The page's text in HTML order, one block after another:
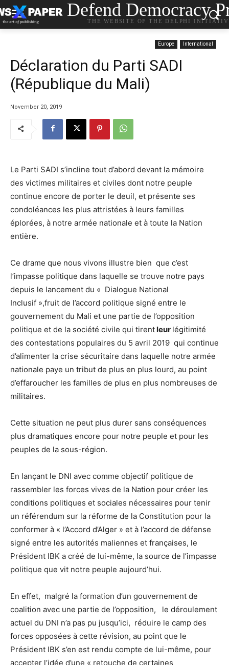
Defend Democracy
THE WEBSITE OF THE DELPHI
Europe International
Déclaration du Parti SADI
(République du Mali)
November 20, 2019
Le Parti SADI s’incline tout d’abord devant la mémoire
des victimes militaires et civiles dont notre peuple
continue encore de porter le deuil, et présente ses
condoléances les plus attristées à leurs familles
éplorées, à notre armée nationale et à toute la Nation
entière.
Ce drame que nous vivons illustre bien que c’est
l’impasse politique dans laquelle se trouve notre pays
depuis le lancement du « Dialogue National
Inclusif »,fruit de l’accord politique signé entre le
gouvernement du Mali et une partie de l’opposition
politique et de la société civile qui tirentleur légitimité
des contestations populaires du 5 avril 2019 qui continue
d’alimenter la crise sécuritaire dans laquelle notre armée
nationale paye un tribut de plus en plus lourd, au point
d’effaroucher les familles de plus en plus nombreuses de
militaires.
Cette situation ne peut plus durer sans conséquences
plus dramatiques encore pour notre peuple et pour les
peuples de la sous-région.
En lançant le DNI avec comme objectif politique de
rassembler les forces vives de la Nation pour créer les
conditions politiques et sociales nécessaires pour tenir
un référendum sur la réforme de la Constitution pour la
conformer à « l’Accord d’Alger » et à l’accord de défense
signé entre les autorités maliennes et françaises, le
Président IBK a créé de lui-même, la source de l’impasse
politique que vit notre peuple aujourd’hui.
En effet, malgré la formation d’un gouvernement de
coalition avec une partie de l’opposition, le déroulement
actuel du DNI n’a pas pu jusqu’ici, réduire le camp des
forces opposées à cette révision, au point que le
Président IBK s’en est rendu compte de lui-même, pour
accepter l’idée d’une « retouche de certaines